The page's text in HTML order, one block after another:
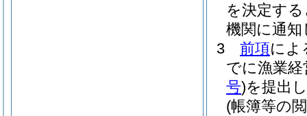
を決定す
機関に通
3
前項によ
でに漁業経
号)を提出
(帳簿等の